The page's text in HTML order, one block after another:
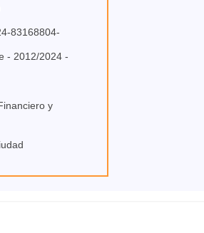
83168804-
- 2012/2024 -
y